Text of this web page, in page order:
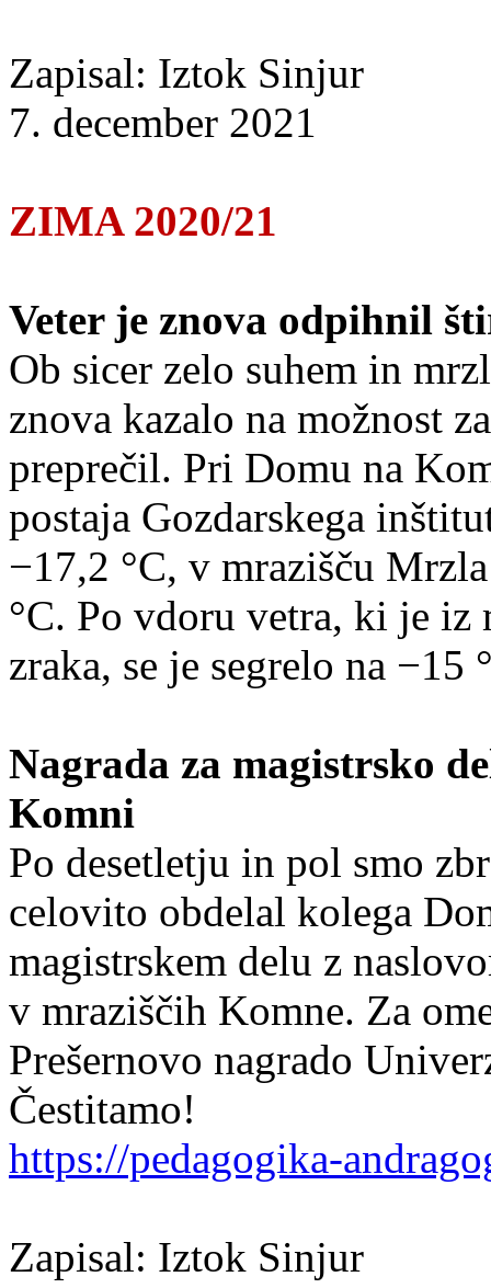
Zapisal: Iztok Sinjur
7. december 2021
ZIMA 2020/21
Veter je znova odpihnil
Ob sicer zelo suhem in
znova kazalo na možnost
preprečil. Pri Domu na
postaja Gozdarskega
−17,2 °C, v mrazišču
°C. Po vdoru vetra, ki je iz
zraka, se je segrelo na −15
Nagrada za magistrsko
Komni
Po desetletju in pol smo
celovito obdelal kolega
magistrskem delu z
v mraziščih Komne. Za
Prešernovo nagrado
Čestitamo!
https://pedagogika-
Zapisal: Iztok Sinjur